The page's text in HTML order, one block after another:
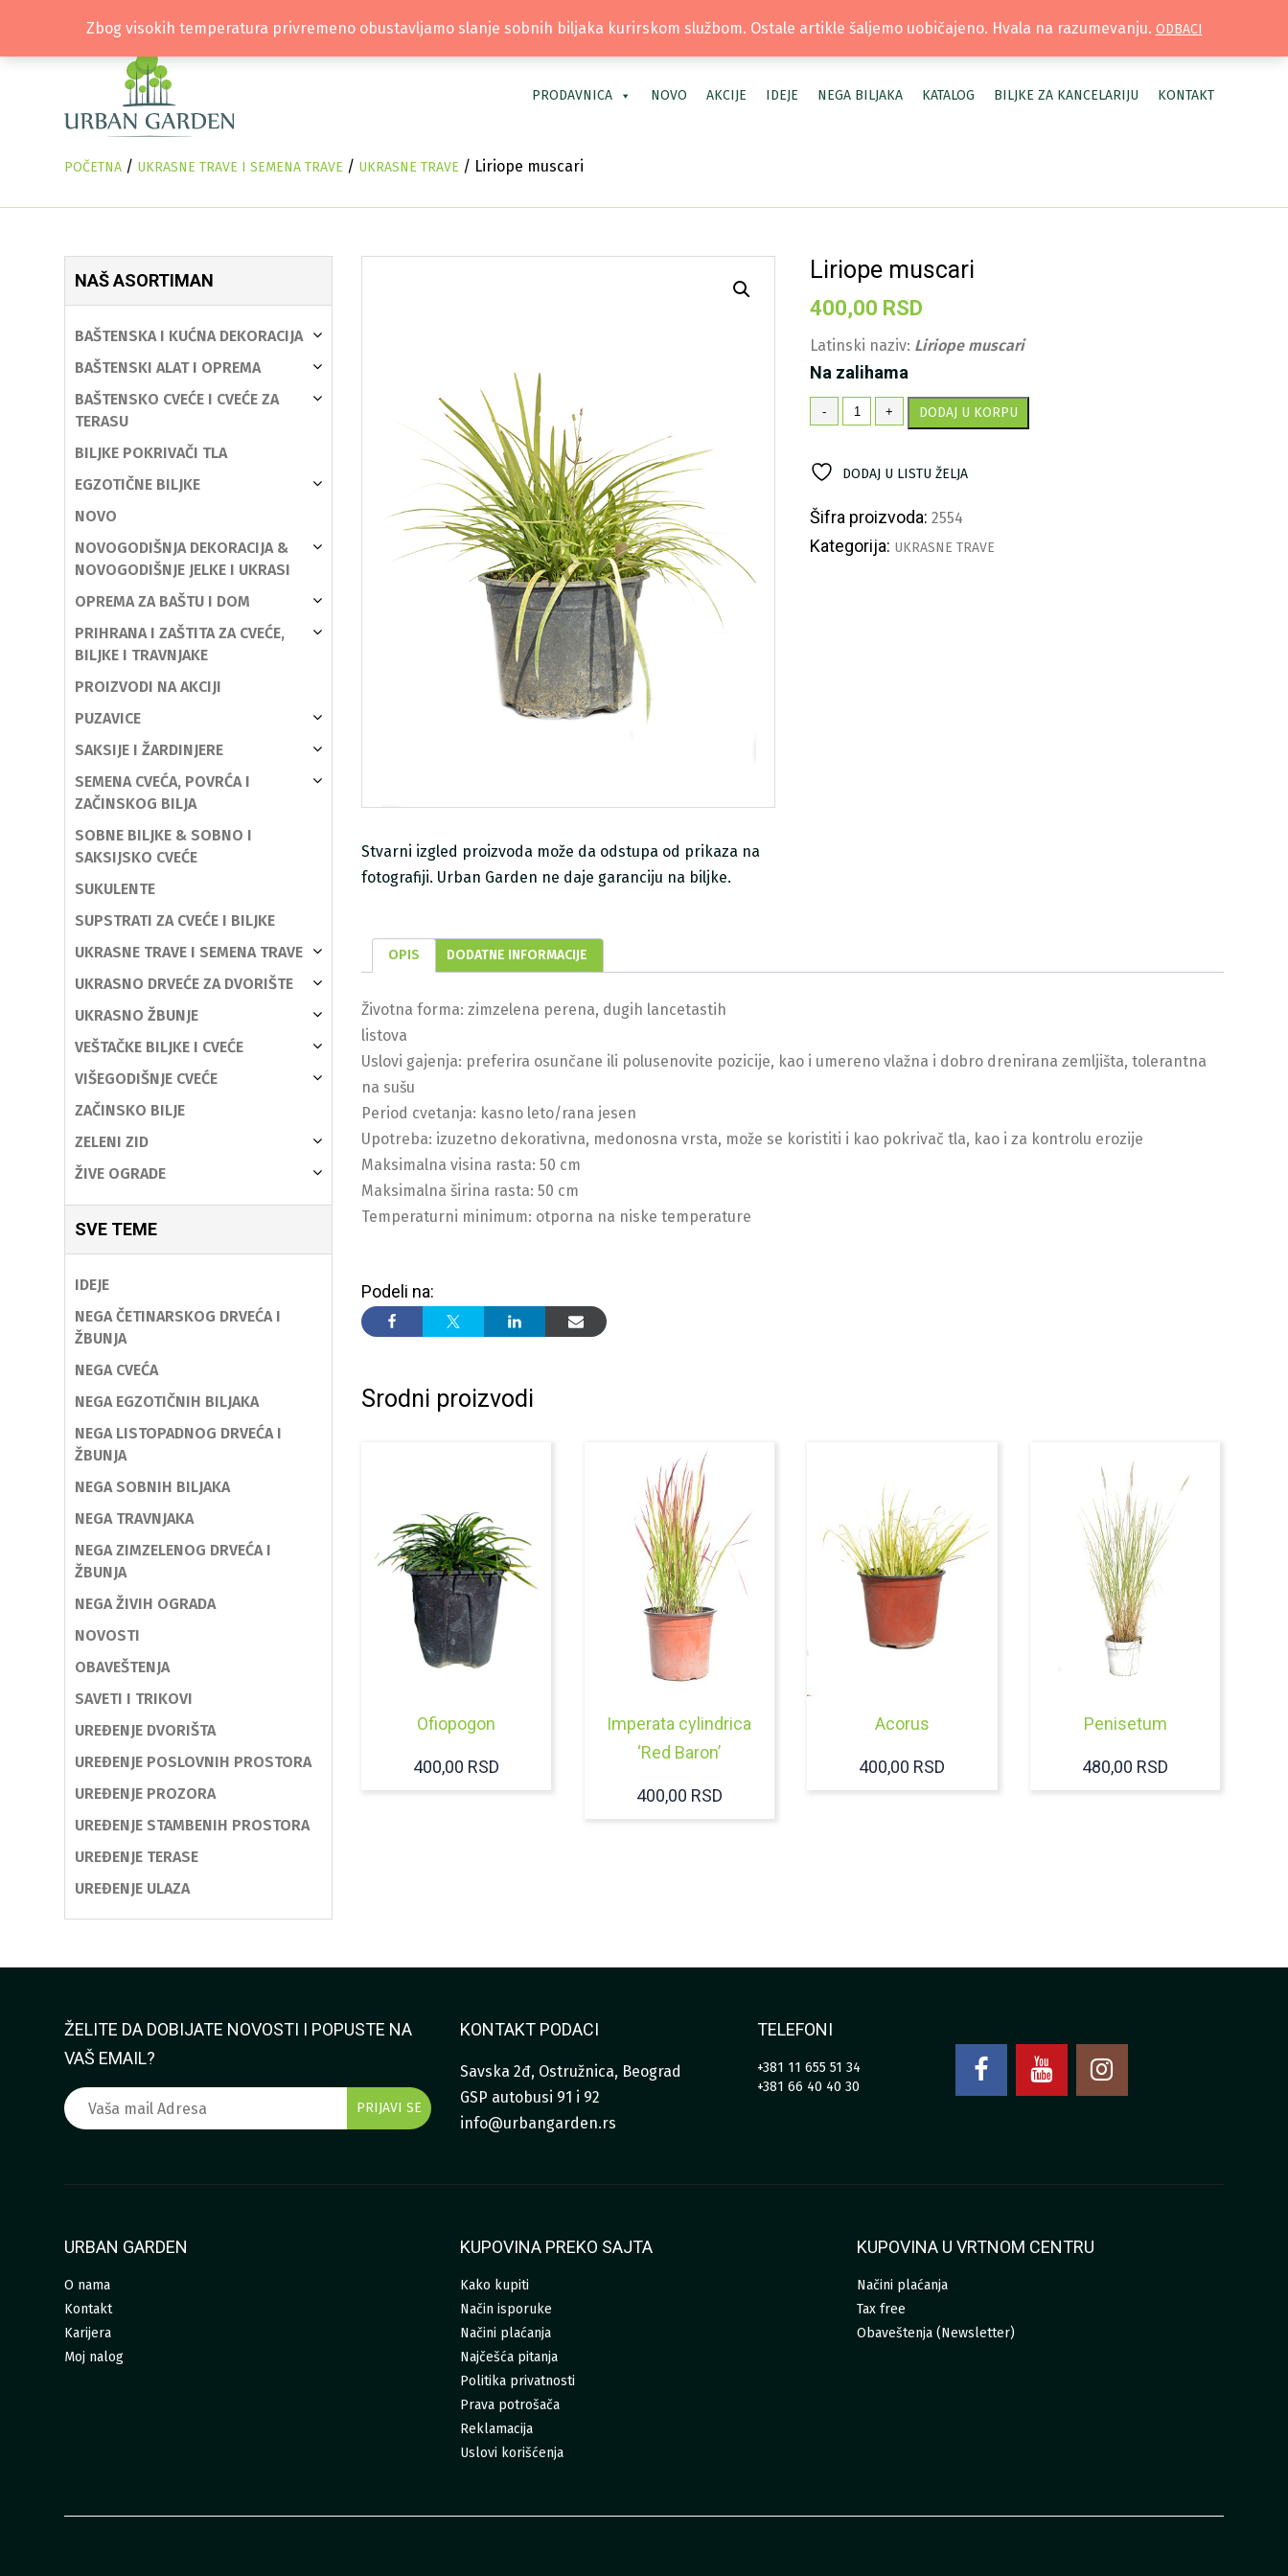
TEL: +381 66 40 40 30 | LOKACIJA: OSTRUŽNICA | MOJ NALOG
PRODAVNICA NOVO AKCIJE IDEJE NEGA BILJAKA KATALOG BILJKE ZA KANCELARIJU KONTAKT
POČETNA / UKRASNE TRAVE I SEMENA TRAVE / UKRASNE TRAVE / Liriope muscari
NAŠ ASORTIMAN
BAŠTENSKA I KUĆNA DEKORACIJA
BAŠTENSKI ALAT I OPREMA
BAŠTENSKO CVEĆE I CVEĆE ZA
TERASU
BILJKE POKRIVAČI TLA
EGZOTIČNE BILJKE
NOVO
NOVOGODIŠNJA DEKORACIJA &
NOVOGODIŠNJE JELKE I UKRASI
OPREMA ZA BAŠTU I DOM
PRIHRANA I ZAŠTITA ZA CVEĆE,
BILJKE I TRAVNJAKE
PROIZVODI NA AKCIJI
PUZAVICE
SAKSIJE I ŽARDINJERE
SEMENA CVEĆA, POVRĆA I
ZAČINSKOG BILJA
SOBNE BILJKE & SOBNO I
SAKSIJSKO CVEĆE
SUKULENTE
SUPSTRATI ZA CVEĆE I BILJKE
UKRASNE TRAVE I SEMENA TRAVE
UKRASNO DRVEĆE ZA DVORIŠTE
UKRASNO ŽBUNJE
VEŠTAČKE BILJKE I CVEĆE
VIŠEGODIŠNJE CVEĆE
ZAČINSKO BILJE
ZELENI ZID
ŽIVE OGRADE
SVE TEME
IDEJE
NEGA ČETINARSKOG DRVEĆA I
ŽBUNJA
NEGA CVEĆA
NEGA EGZOTIČNIH BILJAKA
NEGA LISTOPADNOG DRVEĆA I
ŽBUNJA
NEGA SOBNIH BILJAKA
NEGA TRAVNJAKA
NEGA ZIMZELENOG DRVEĆA I
ŽBUNJA
NEGA ŽIVIH OGRADA
NOVOSTI
OBAVEŠTENJA
SAVETI I TRIKOVI
UREĐENJE DVORIŠTA
UREĐENJE POSLOVNIH PROSTORA
UREĐENJE PROZORA
UREĐENJE STAMBENIH PROSTORA
UREĐENJE TERASE
UREĐENJE ULAZA
Liriope muscari
400,00 RSD
Latinski naziv: Liriope muscari
Na zalihama
-
Liriope
muscari
+ DODAJ U KORPU
DODAJ U LISTU ŽELJA
Šifra proizvoda: 2554
Kategorija: UKRASNE TRAVE
Stvarni izgled proizvoda može da odstupa od prikaza na
fotografiji. Urban Garden ne daje garanciju na biljke.
OPIS DODATNE INFORMACIJE
Životna forma: zimzelena perena, dugih lancetastih
listova
Uslovi gajenja: preferira osunčane ili polusenovite pozicije, kao i umereno vlažna i dobro drenirana zemljišta, tolerantna
na sušu
Period cvetanja: kasno leto/rana jesen
Upotreba: izuzetno dekorativna, medonosna vrsta, može se koristiti i kao pokrivač tla, kao i za kontrolu erozije
Maksimalna visina rasta: 50 cm
Maksimalna širina rasta: 50 cm
Temperaturni minimum: otporna na niske temperature
Podeli na:
Srodni proizvodi
Ofiopogon
400,00 RSD
Imperata cylindrica
‘Red Baron’
400,00 RSD
Acorus
400,00 RSD
Penisetum
480,00 RSD
ŽELITE DA DOBIJATE NOVOSTI I POPUSTE NA
VAŠ EMAIL?
KONTAKT PODACI
Savska 2đ, Ostružnica, Beograd
GSP autobusi 91 i 92
info@urbangarden.rs
TELEFONI
+381 11 655 51 34
+381 66 40 40 30
URBAN GARDEN
O nama
Kontakt
Karijera
Moj nalog
KUPOVINA PREKO SAJTA
Kako kupiti
Način isporuke
Načini plaćanja
Najčešća pitanja
Politika privatnosti
Prava potrošača
Reklamacija
Uslovi korišćenja
KUPOVINA U VRTNOM CENTRU
Načini plaćanja
Tax free
Obaveštenja (Newsletter)
Zbog visokih temperatura privremeno obustavljamo slanje sobnih biljaka kurirskom službom. Ostale artikle šaljemo uobičajeno. Hvala na razumevanju. ODBACI